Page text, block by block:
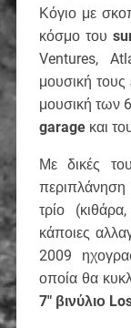
Κόγιο με
κόσμο του
Ventures,
μουσική
μουσική των
garageκαι
Με δικές
τρίο
κάποιες
2009
οποία θα
7″ βινύλιο